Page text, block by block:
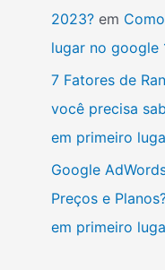
2023?em
lugar no google
7 Fatores de
você precisa
em primeiro
Google
Preços e
em primeiro